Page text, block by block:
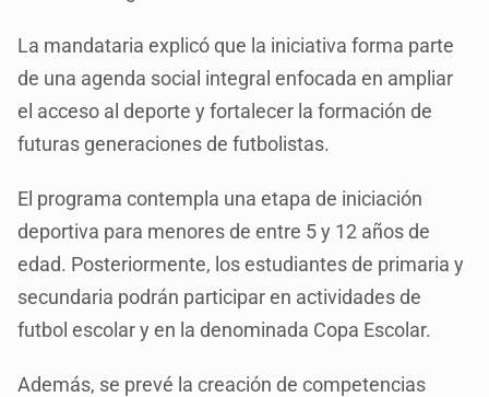
La mandataria explicó que la iniciativa forma parte
de una agenda social integral enfocada en ampliar
el acceso al deporte y fortalecer la formación de
futuras generaciones de futbolistas.
El programa contempla una etapa de iniciación
deportiva para menores de entre 5 y 12 años de
edad. Posteriormente, los estudiantes de primaria y
secundaria podrán participar en actividades de
futbol escolar y en la denominada Copa Escolar.
Además, se prevé la creación de competencias